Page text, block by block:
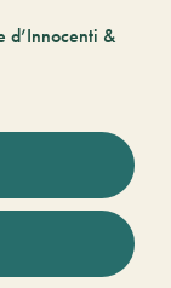
d’Innocenti &